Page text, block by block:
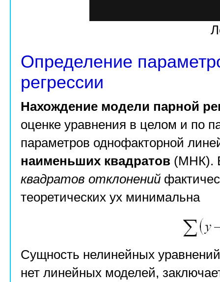
Определение
регрессии
Нахождение модели парной
оценке уравнения в целом и по
параметров однофакторной
наименьших квадратов (МНК).
квадратов отклонений
теоретических ух минимальна
Сущность нелинейных
нет линейных моделей,